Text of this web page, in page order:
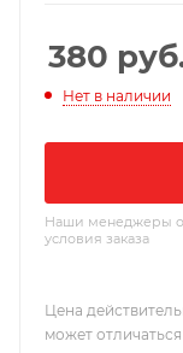
380
Нет в наличии
Наши менеджеры
условия заказа
Цена
может